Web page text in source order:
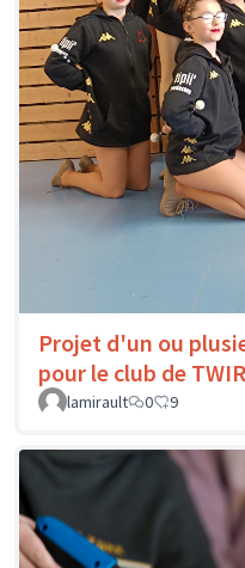
Projet d'un ou
pour le club de
lamirault
0 9